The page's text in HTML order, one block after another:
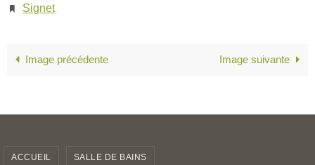
Signet.
Image précédente Image suivante
ACCUEIL SALLE DE BAINS